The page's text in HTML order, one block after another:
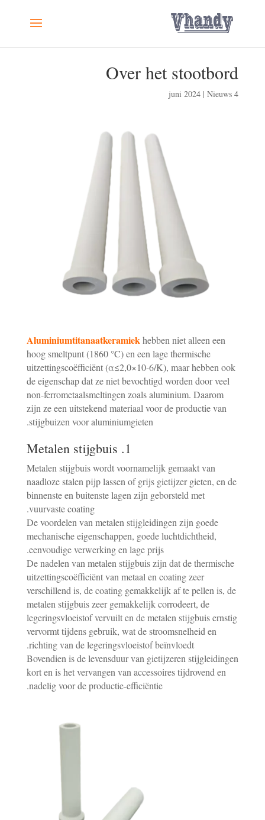
Over het stootbord
4 juni 2024
|Nieuws
Aluminiumtitanaatkeramiekhebben niet alleen een
hoog smeltpunt (1860 °C) en een lage thermische
uitzettingscoëfficiënt (α≤2,0×10-6/K), maar hebben ook
de eigenschap dat ze niet bevochtigd worden door veel
non-ferrometaalsmeltingen zoals aluminium. Daarom
zijn ze een uitstekend materiaal voor de productie van
stijgbuizen voor aluminiumgieten.
1. Metalen stijgbuis
Metalen stijgbuis wordt voornamelijk gemaakt van
naadloze stalen pijp lassen of grijs gietijzer gieten, en de
binnenste en buitenste lagen zijn geborsteld met
vuurvaste coating.
De voordelen van metalen stijgleidingen zijn goede
mechanische eigenschappen, goede luchtdichtheid,
eenvoudige verwerking en lage prijs.
De nadelen van metalen stijgbuis zijn dat de thermische
uitzettingscoëfficiënt van metaal en coating zeer
verschillend is, de coating gemakkelijk af te pellen is, de
metalen stijgbuis zeer gemakkelijk corrodeert, de
legeringsvloeistof vervuilt en de metalen stijgbuis ernstig
vervormt tijdens gebruik, wat de stroomsnelheid en
richting van de legeringsvloeistof beïnvloedt.
Bovendien is de levensduur van gietijzeren stijgleidingen
kort en is het vervangen van accessoires tijdrovend en
nadelig voor de productie-efficiëntie.